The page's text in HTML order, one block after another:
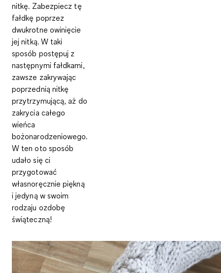
nitkę. Zabezpiecz tę
fałdkę poprzez
dwukrotne owinięcie
jej nitką. W taki
sposób postępuj z
następnymi fałdkami,
zawsze zakrywając
poprzednią nitkę
przytrzymującą, aż do
zakrycia całego
wieńca
bożonarodzeniowego.
W ten oto sposób
udało się ci
przygotować
własnoręcznie piękną
i jedyną w swoim
rodzaju ozdobę
świąteczną!